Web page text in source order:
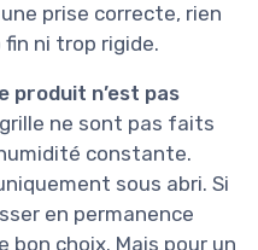
prise correcte, rien
ni trop rigide.
produit n’est pas
ne sont pas faits
constante.
sous abri. Si
en permanence
bon choix. Mais pour un